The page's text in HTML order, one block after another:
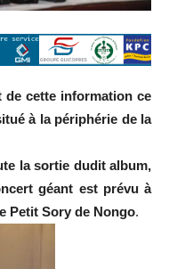
de cette information ce
à la périphérie de la
la sortie dudit album,
géant est prévu à
Petit Sory de Nongo.